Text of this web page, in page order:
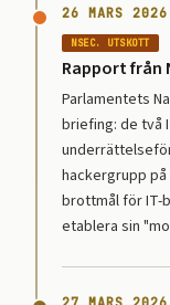
26 MARS 2026
NSEC. UTSKOTT
Rapport från
Parlamentets
briefing: de två
hackergrupp
brottmål för IT-
etablera sin